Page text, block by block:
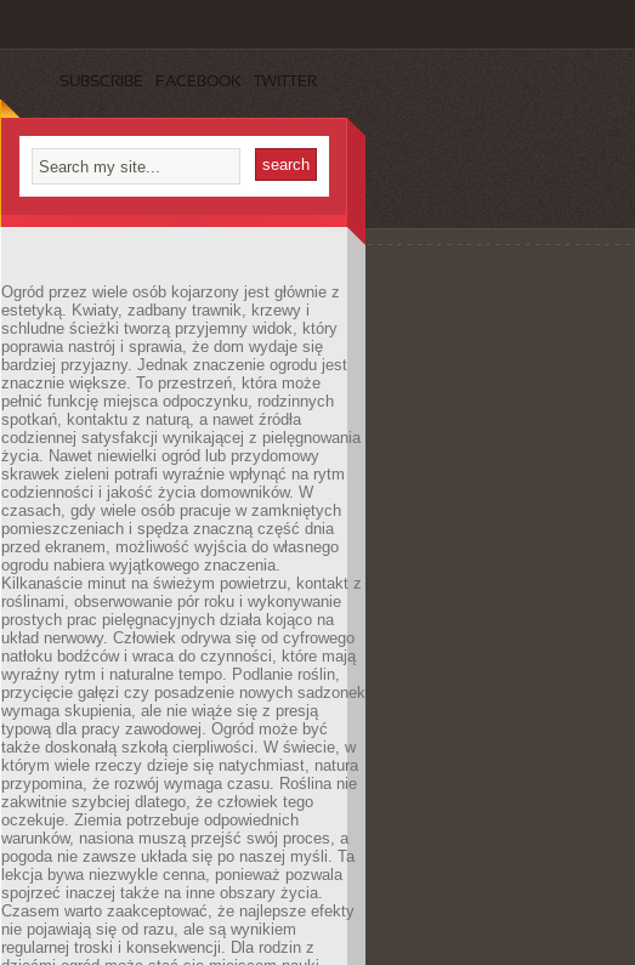
SUBSCRIBE FACEBOOK TWITTER
Ogród przez wiele osób kojarzony jest głównie z
estetyką. Kwiaty, zadbany trawnik, krzewy i
schludne ścieżki tworzą przyjemny widok, który
poprawia nastrój i sprawia, że dom wydaje się
bardziej przyjazny. Jednak znaczenie ogrodu jest
znacznie większe. To przestrzeń, która może
pełnić funkcję miejsca odpoczynku, rodzinnych
spotkań, kontaktu z naturą, a nawet źródła
codziennej satysfakcji wynikającej z pielęgnowania
życia. Nawet niewielki ogród lub przydomowy
skrawek zieleni potrafi wyraźnie wpłynąć na rytm
codzienności i jakość życia domowników. W
czasach, gdy wiele osób pracuje w zamkniętych
pomieszczeniach i spędza znaczną część dnia
przed ekranem, możliwość wyjścia do własnego
ogrodu nabiera wyjątkowego znaczenia.
Kilkanaście minut na świeżym powietrzu, kontakt z
roślinami, obserwowanie pór roku i wykonywanie
prostych prac pielęgnacyjnych działa kojąco na
układ nerwowy. Człowiek odrywa się od cyfrowego
natłoku bodźców i wraca do czynności, które mają
wyraźny rytm i naturalne tempo. Podlanie roślin,
przycięcie gałęzi czy posadzenie nowych sadzonek
wymaga skupienia, ale nie wiąże się z presją
typową dla pracy zawodowej. Ogród może być
także doskonałą szkołą cierpliwości. W świecie, w
którym wiele rzeczy dzieje się natychmiast, natura
przypomina, że rozwój wymaga czasu. Roślina nie
zakwitnie szybciej dlatego, że człowiek tego
oczekuje. Ziemia potrzebuje odpowiednich
warunków, nasiona muszą przejść swój proces, a
pogoda nie zawsze układa się po naszej myśli. Ta
lekcja bywa niezwykle cenna, ponieważ pozwala
spojrzeć inaczej także na inne obszary życia.
Czasem warto zaakceptować, że najlepsze efekty
nie pojawiają się od razu, ale są wynikiem
regularnej troski i konsekwencji. Dla rodzin z